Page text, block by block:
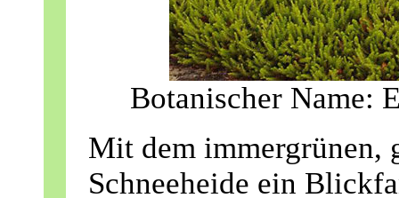
Botanischer Name:
Mit dem immergrünen,
Schneeheide ein